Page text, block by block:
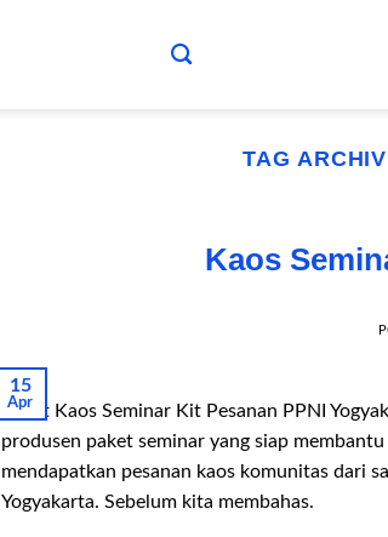
TAG
Kaos
15
Apr
Paket Kaos Seminar Kit Pesanan PPNI
produsen paket seminar yang siap
mendapatkan pesanan kaos komunitas dari
Yogyakarta. Sebelum kita membahas.